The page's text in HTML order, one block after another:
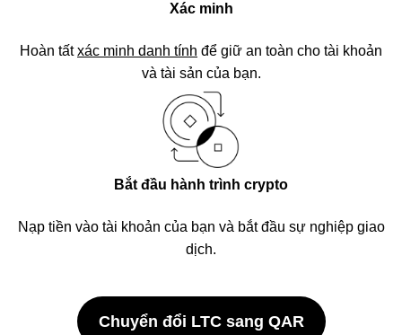
Xác minh
Hoàn tấtxác minh danh tính để giữ an toàn cho tài khoản
và tài sản của bạn.
Bắt đầu hành trình crypto
Nạp tiền vào tài khoản của bạn và bắt đầu sự nghiệp giao
dịch.
Chuyển đổi LTC sang QAR